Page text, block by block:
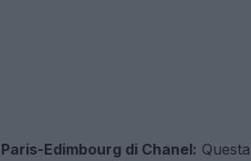
Paris-Edimbourg di Chanel: